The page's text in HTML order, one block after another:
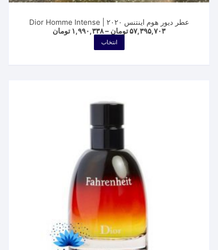
عطر دیور هوم اینتنس ۲۰۲۰ | Dior Homme Intense
۵۷,۳۹۵,۷۰۳تومان –۱,۹۹۰,۳۳۸ تومانPrice
انتخاب
محصول
است
صفحه
محصول
انتخاب
شوند